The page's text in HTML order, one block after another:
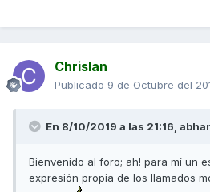
Chrislan
Publicado 9 de Octubre del
En 8/10/2019 a las 21:16,
Bienvenido al foro; ah! para mí un
expresión propia de los llamados